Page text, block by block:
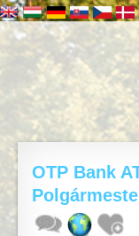
OTP Bank